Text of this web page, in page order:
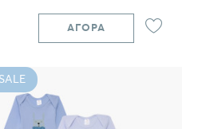
ΑΓΟΡΆ
SALE